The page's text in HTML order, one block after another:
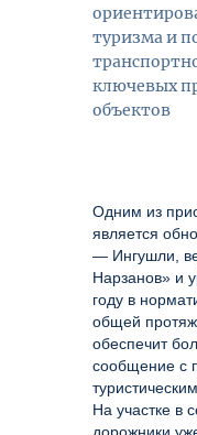
туризма и
ключевых
объектов
Одним из
является
— Ингушли,
Нарзанов» и
году в
общей
обеспечит
сообщение с
На участке в